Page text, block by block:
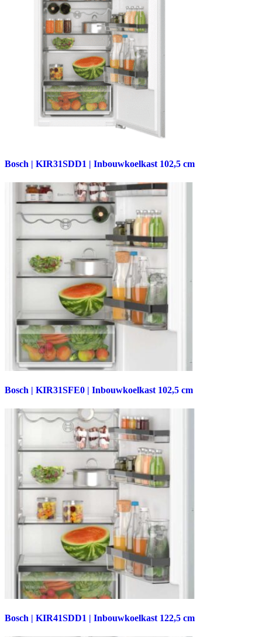
Bosch | KIR31SDD1 | Inbouwkoelkast 102,5 cm
Bosch | KIR31SFE0 | Inbouwkoelkast 102,5 cm
Bosch | KIR41SDD1 | Inbouwkoelkast 122,5 cm